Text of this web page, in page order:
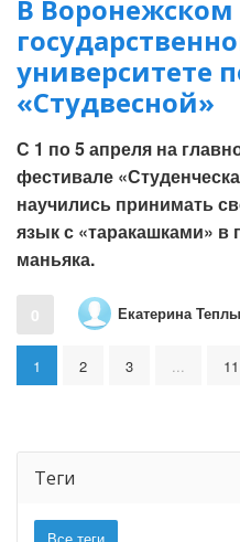
В Воронежском
университете
«Студвесной»
С 1 по 5 апреля на
фестивале
научились принимать
язык с «таракашками» в
маньяка.
0 Екатерина
1 2 3 11
Теги
Все теги